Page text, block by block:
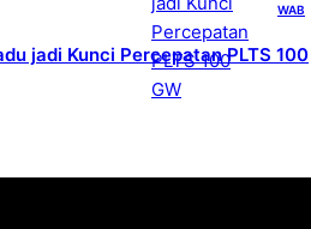
WAB
jadi Kunci Percepatan PLTS 100